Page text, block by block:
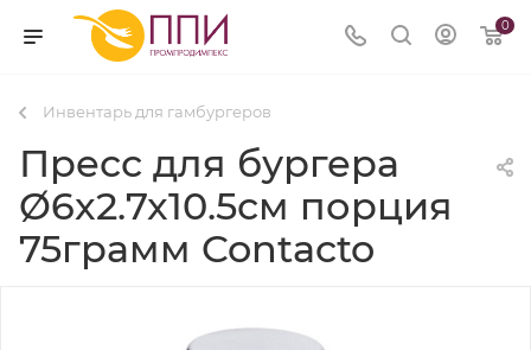
0
Инвентарь для гамбургеров
Пресс для бургера
Ø6x2.7x10.5см порция
75грамм Contacto